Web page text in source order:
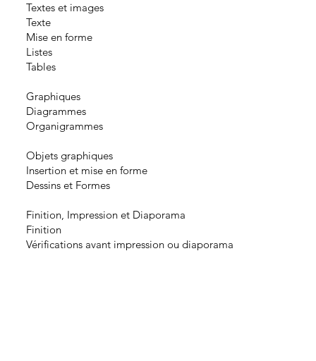
Textes et images
Texte
Mise en forme
Listes
Tables
Graphiques
Diagrammes
Organigrammes
Objets graphiques
Insertion et mise en forme
Dessins et Formes
Finition, Impression et Diaporama
Finition
Vérifications avant impression ou diaporama